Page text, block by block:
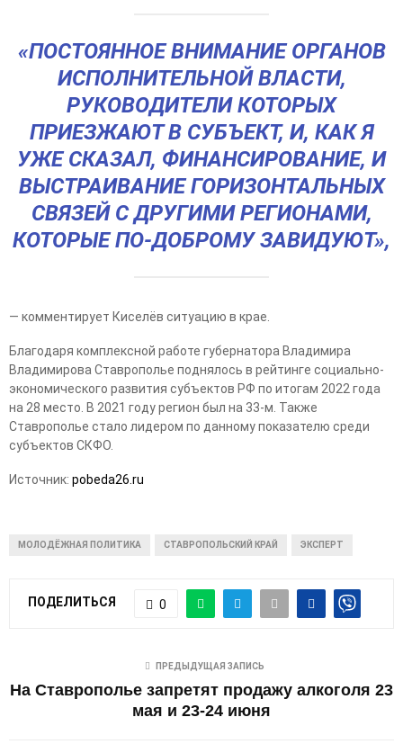
«ПОСТОЯННОЕ ВНИМАНИЕ ОРГАНОВ
ИСПОЛНИТЕЛЬНОЙ ВЛАСТИ,
РУКОВОДИТЕЛИ КОТОРЫХ
ПРИЕЗЖАЮТ В СУБЪЕКТ, И, КАК Я
УЖЕ СКАЗАЛ, ФИНАНСИРОВАНИЕ, И
ВЫСТРАИВАНИЕ ГОРИЗОНТАЛЬНЫХ
СВЯЗЕЙ С ДРУГИМИ РЕГИОНАМИ,
КОТОРЫЕ ПО-ДОБРОМУ ЗАВИДУЮТ»,
— комментирует Киселёв ситуацию в крае.
Благодаря комплексной работе губернатора Владимира
Владимирова Ставрополье поднялось в рейтинге социально-
экономического развития субъектов РФ по итогам 2022 года
на 28 место. В 2021 году регион был на 33-м. Также
Ставрополье стало лидером по данному показателю среди
субъектов СКФО.
Источник: pobeda26.ru
МОЛОДЁЖНАЯ ПОЛИТИКА СТАВРОПОЛЬСКИЙ КРАЙ ЭКСПЕРТ
ПОДЕЛИТЬСЯ 0
ПРЕДЫДУЩАЯ ЗАПИСЬ
На Ставрополье запретят продажу алкоголя 23
мая и 23-24 июня